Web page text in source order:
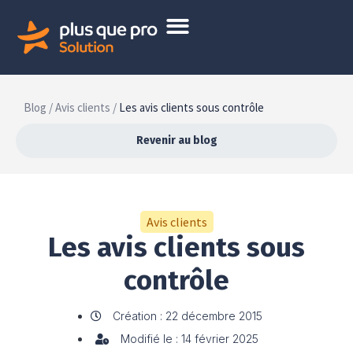
Blog /Avis clients / Les avis clients sous contrôle
Revenir au blog
Avis clients
Les avis clients sous
contrôle
Création : 22 décembre 2015
Modifié le : 14 février 2025